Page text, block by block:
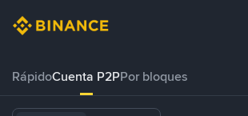
RápidoCuenta P2PPor bloques